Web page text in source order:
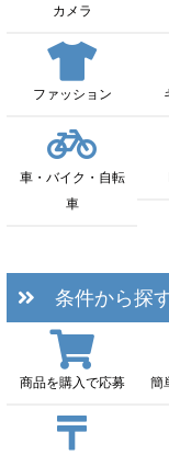
カメラ
ファッション
車・バイク・自転
車
条件から探
商品を購入で応募 簡